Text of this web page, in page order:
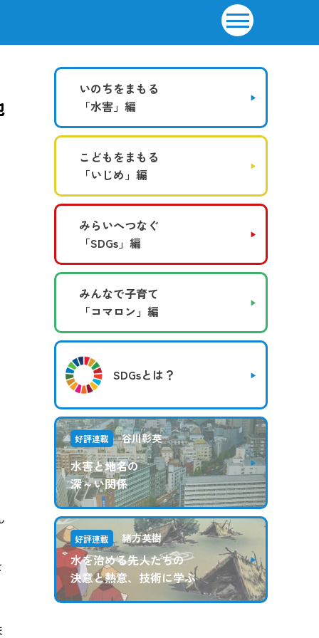
いのちをまもる
「水害」編
こどもをまもる
「いじめ」編
みらいへつなぐ
「SDGs」編
みんなで子育て
「コマロン」編
SDGsとは？
好評連載 谷川彰英
水害と地名の
深～い関係
好評連載 緒方英樹
水を治める先人たちの
決意と熱意、技術に学ぶ